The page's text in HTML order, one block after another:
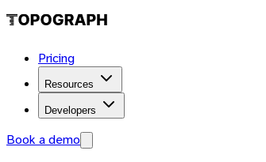
Pricing
Resources
Developers
Book a demo